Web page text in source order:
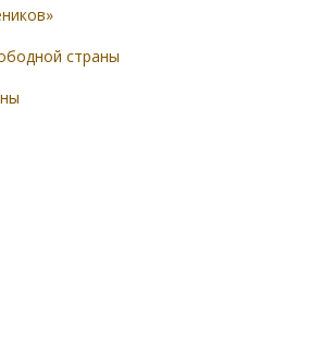
страны